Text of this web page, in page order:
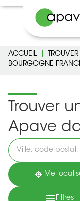
ACCUEIL
BOURGOGNE-
Trouver
Apave
Veuillez
renseigner
une
adresse
Me
Filtres